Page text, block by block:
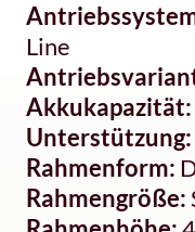
Line
Akkukapazität:
Unterstützung:
Rahmenform:
Rahmengröße: